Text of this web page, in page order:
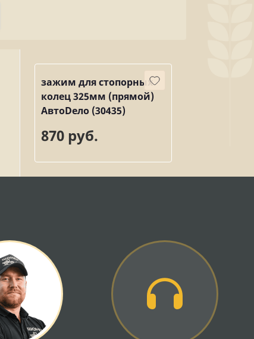
зажим для стопорных
колец 325мм (прямой)
АвтоDело (30435)
870 руб.